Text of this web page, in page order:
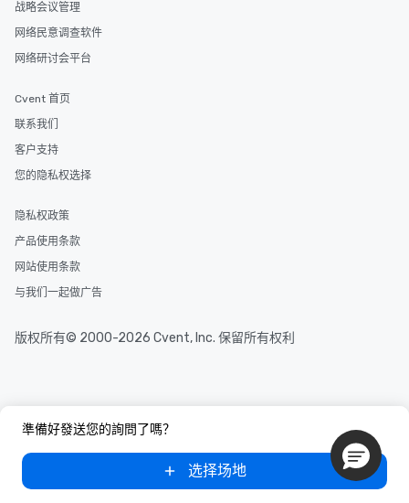
Different Types of Cuisine Our
experiences offer the ability to enjoy
several renowned restaurants in one
at a typical corporate dinner. We offer
a way to try some of the finest spots
high standards to ensure they will
delight any palate. Tours Available
from Day to Night With any corporate
key. Whether you desire a tour during
after work, we can coordinate with
Tours also provides a range of tour
durations. Our shortest tour is about
2.5 hours; our longest is about 5
hours, with optional add-ons and
準備好發送您的詢問了嗎？
选择场地
战略会议管理
网络民意调查软件
网络研讨会平台
Cvent 首页
联系我们
客户支持
您的隐私权选择
隐私权政策
产品使用条款
网站使用条款
与我们一起做广告
版权所有© 2000-2026 Cvent, Inc. 保留所有权利